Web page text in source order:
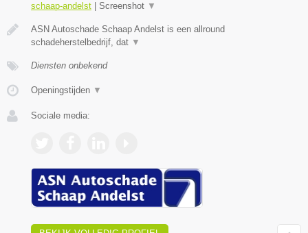
schaap-andelst
Screenshot ▼
ASN Autoschade Schaap Andelst is een allround
schadeherstelbedrijf, dat ▼
Diensten onbekend
Openingstijden ▼
Sociale media: